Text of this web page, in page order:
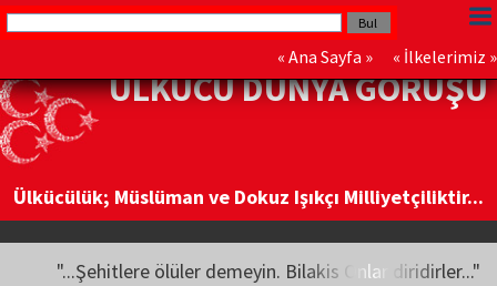
« Ana Sayfa » « İlkelerimiz »
ÜLKÜCÜ DÜNYA GÖRÜŞÜ
Ülkücülük; Müslüman ve Dokuz Işıkçı Milliyetçiliktir...
"...Şehitlere ölüler demeyin. Bilakis Onlar diridirler..."